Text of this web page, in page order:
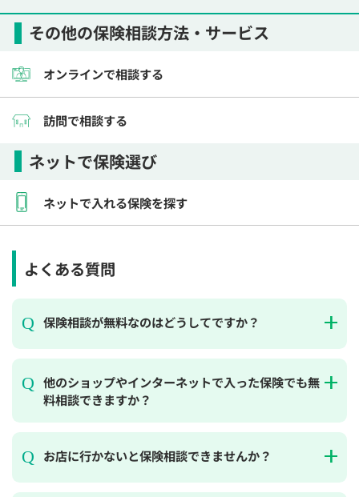
その他の保険相談方法・サービス
オンラインで相談する
訪問で相談する
ネットで保険選び
ネットで入れる保険を探す
よくある質問
保険相談が無料なのはどうしてですか？
他のショップやインターネットで入った保険でも無
料相談できますか？
お店に行かないと保険相談できませんか？